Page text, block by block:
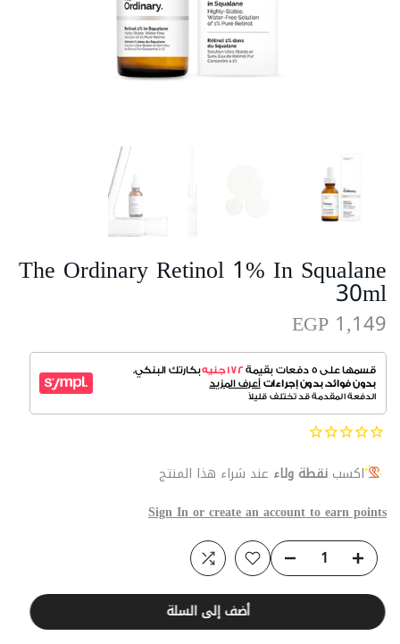
The Ordinary Retinol 1% In Squalane
30ml
EGP 1,149
اكسب نقطة ولاء عند شراء هذا المنتج
Sign In or create an account to earn points
أضف إلى السلة